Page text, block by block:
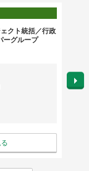
クト統括／行政
ーグループ
勤務
英語
給